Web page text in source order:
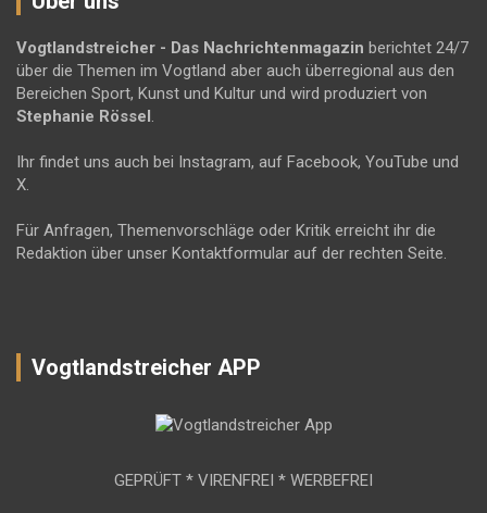
Vogtlandstreicher - Das Nachrichtenmagazin berichtet 24/7
über die Themen im Vogtland aber auch überregional aus den
Bereichen Sport, Kunst und Kultur und wird produziert von
Stephanie Rössel .
Ihr findet uns auch bei Instagram, auf Facebook, YouTube und
X.
Für Anfragen, Themenvorschläge oder Kritik erreicht ihr die
Redaktion über unser Kontaktformular auf der rechten Seite.
Vogtlandstreicher APP
GEPRÜFT * VIRENFREI * WERBEFREI